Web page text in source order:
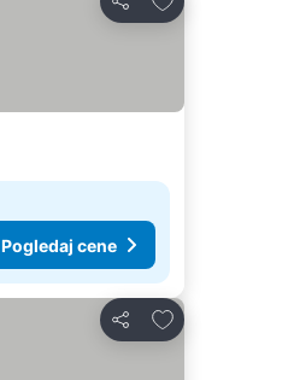
Deli
Pogledaj cene
Deli
Dodati u favorite